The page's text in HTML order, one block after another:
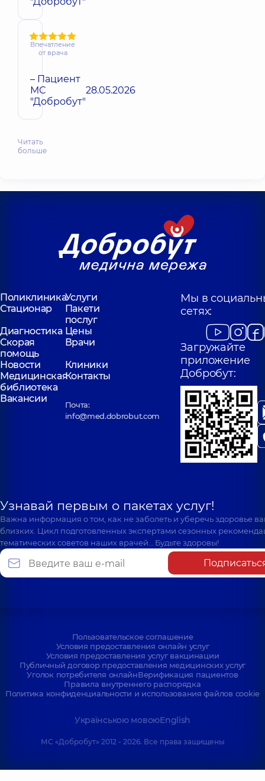
Впечатление
от врача
– Пациент
МС
"Добробут"
28.05.2026
Читать
больше
ПоликлиникаУслуги
Стационар
Пакети
послуг
Диагностика Цены
Скорая
помощь
Врачи
Новости
Клиники
Медицинская
библиотека
Контакты
Вакансии
Почта:
info@med.dobrobut.com
Мы в
сетях:
Загружайте
приложение
Добробут:
Узнавай первым о пакетах услуг!
Важна информация о том, как не заболеть и уберечь здоровье
близких. Цикл подготовленных экспертами сезонных
тематических советов наших врачей… Будьте здоровы!
Пользовательское соглашение
Условия предоставления онлайн услуг
Условия предоставления услуг вакцинации
Публичный договор предоставления медицинских услуг
Уголок потребителя онлайнВерификация пациентов
Правила внутреннего распорядка
Политика конфиденциальности и использования файлов cookie
Українською мовоюEnglish
МС «Добробут» 2012 - 2026. Все права защищены